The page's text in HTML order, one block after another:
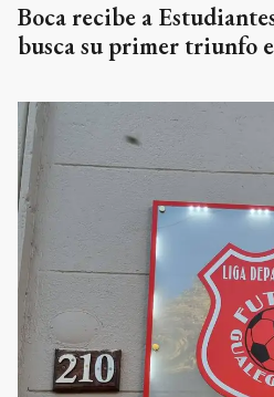
Boca recibe a
busca su primer triunfo